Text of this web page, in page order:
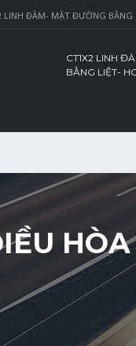
LINH ĐÀM- MẶT ĐƯỜNG BẰNG
CT1X2 LINH
BẰNG LIỆT-
HÒA